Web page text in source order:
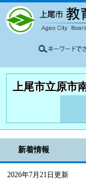
上尾市立原市
新着情報
2026年7月21日更新